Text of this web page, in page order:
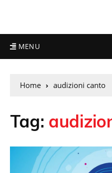
MENU
Home audizioni canto
Tag: